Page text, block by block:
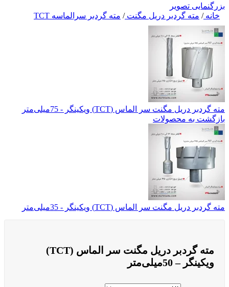
بزرگنمایی تصویر
خانه/ مته گردبر دریل مگنت/ مته گردبر سرالماسه TCT
مته گردبر دریل مگنت سر الماس (TCT) ویکینگر - 75میلی‌متر
بازگشت به محصولات
مته گردبر دریل مگنت سر الماس (TCT) ویکینگر - 35میلی‌متر
مته گردبر دریل مگنت سر الماس (TCT)
ویکینگر – 50میلی‌متر